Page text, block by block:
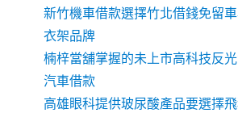
新竹機車借款選擇竹北借錢免留
衣架品牌
楠梓當舖掌握的未上市高科技反
汽車借款
高雄眼科提供玻尿酸產品要選擇